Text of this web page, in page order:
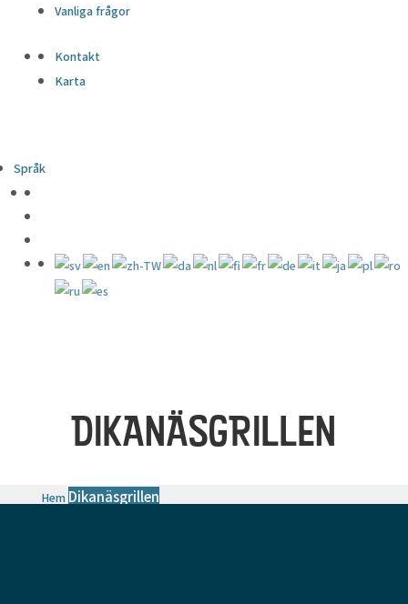
Vanliga frågor
Kontakt
Karta
Språk
DIKANÄSGRILLEN
Hem Dikanäsgrillen